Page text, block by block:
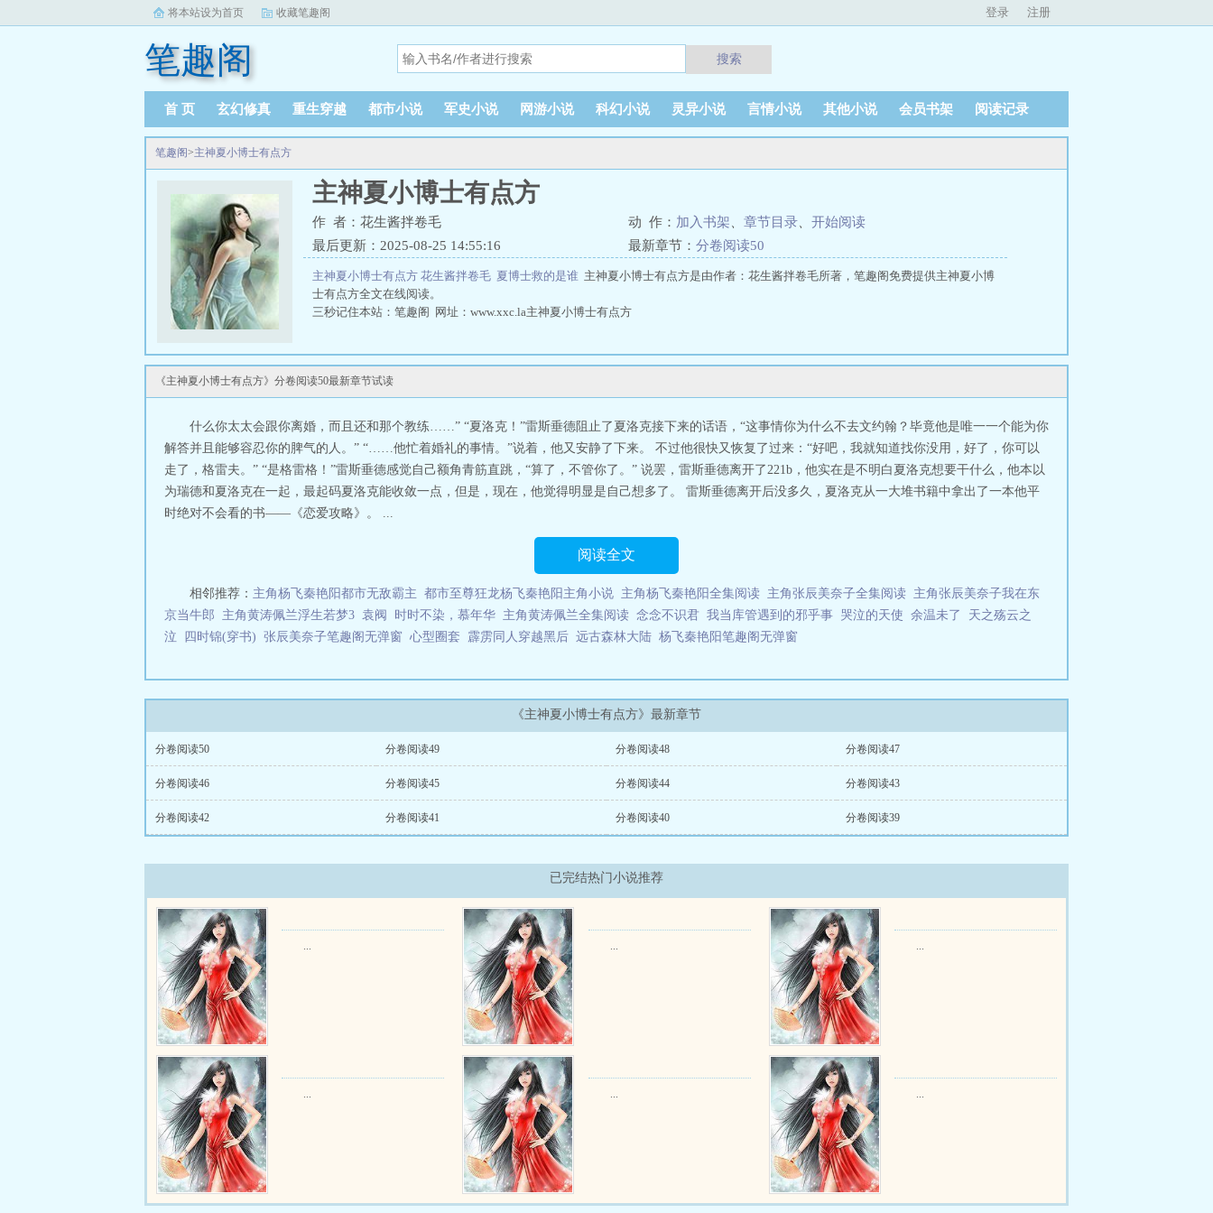
将本站设为首页 收藏笔趣阁 登录 注册
笔趣阁 搜索
首 页 玄幻修真 重生穿越 都市小说 军史小说 网游小说 科幻小说 灵异小说 言情小说 其他小说 会员书架 阅读记录
笔趣阁>主神夏小博士有点方
主神夏小博士有点方
作 者：花生酱拌卷毛 动 作： 加入书架 章节目录
开始阅读
最后更新：2025-08-25 14:55:16
最新章节： 分卷阅读50
主神夏小博士有点方 花生酱拌卷毛 夏博士救的是谁 主神夏小博士有点方是由作者：花生酱拌卷毛所著，笔趣阁免费提供主神夏小博
士有点方全文在线阅读。
三秒记住本站：笔趣阁 网址：www.xxc.la主神夏小博士有点方
《主神夏小博士有点方》分卷阅读50最新章节试读
什么你太太会跟你离婚，而且还和那个教练……” “夏洛克！”雷斯垂德阻止了夏洛克接下来的话语，“这事情你为什么不去文约翰？毕竟他是唯一一个能为你
解答并且能够容忍你的脾气的人。” “……他忙着婚礼的事情。”说着，他又安静了下来。 不过他很快又恢复了过来：“好吧，我就知道找你没用，好了，你可以
走了，格雷夫。” “是格雷格！”雷斯垂德感觉自己额角青筋直跳，“算了，不管你了。” 说罢，雷斯垂德离开了221b，他实在是不明白夏洛克想要干什么，他本以
为瑞德和夏洛克在一起，最起码夏洛克能收敛一点，但是，现在，他觉得明显是自己想多了。 雷斯垂德离开后没多久，夏洛克从一大堆书籍中拿出了一本他平
时绝对不会看的书——《恋爱攻略》。 ...
阅读全文
相邻推荐： 主角杨飞秦艳阳都市无敌霸主 都市至尊狂龙杨飞秦艳阳主角小说 主角杨飞秦艳阳全集阅读 主角张辰美奈子全集阅读 主角张辰美奈子我在东
京当牛郎
主角黄涛佩兰浮生若梦3 袁阀 时时不染，慕年华 主角黄涛佩兰全集阅读 念念不识君 我当库管遇到的邪乎事 哭泣的天使 余温未了
天之殇云之
泣
四时锦(穿书) 张辰美奈子笔趣阁无弹窗 心型圈套 霹雳同人穿越黑后 远古森林大陆 杨飞秦艳阳笔趣阁无弹窗
《主神夏小博士有点方》最新章节
分卷阅读50 分卷阅读49 分卷阅读48 分卷阅读47
分卷阅读46 分卷阅读45 分卷阅读44 分卷阅读43
分卷阅读42 分卷阅读41 分卷阅读40 分卷阅读39
已完结热门小说推荐
... ... ...
... ... ...